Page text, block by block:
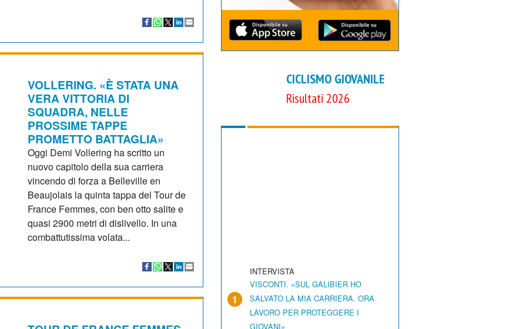
VOLLERING. «È STATA UNA
VERA VITTORIA DI
SQUADRA, NELLE
PROSSIME TAPPE
PROMETTO BATTAGLIA»
Oggi Demi Vollering ha scritto un
nuovo capitolo della sua carriera
vincendo di forza a Belleville en
Beaujolais la quinta tappa del Tour de
France Femmes, con ben otto salite e
quasi 2900 metri di dislivello. In una
combattutissima volata...
CICLISMO GIOVANILE
Risultati 2026
1
INTERVISTA
VISCONTI. «SUL GALIBIER HO
SALVATO LA MIA CARRIERA. ORA
LAVORO PER PROTEGGERE I
GIOVANI»